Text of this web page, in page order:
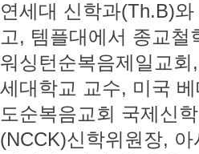
연세대 신학과(Th.B)
고, 템플대에서 종교
워싱턴순복음제일교
세대학교 교수, 미국
도순복음교회 국제신
(NCCK)신학위원장,